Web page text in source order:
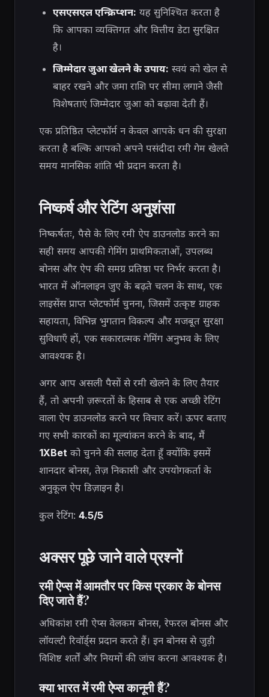
एसएसएल एन्क्रिप्शन: यह सुनिश्चित करता है
कि आपका व्यक्तिगत और वित्तीय डेटा सुरक्षित
है।
जिम्मेदार जुआ खेलने के उपाय: स्वयं को खेल से
बाहर रखने और जमा राशि पर सीमा लगाने जैसी
विशेषताएं जिम्मेदार जुआ को बढ़ावा देती हैं।
एक प्रतिष्ठित प्लेटफॉर्म न केवल आपके धन की सुरक्षा
करता है बल्कि आपको अपने पसंदीदा रमी गेम खेलते
समय मानसिक शांति भी प्रदान करता है।
निष्कर्ष और रेटिंग अनुशंसा
निष्कर्षतः, पैसे के लिए रमी ऐप डाउनलोड करने का
सही समय आपकी गेमिंग प्राथमिकताओं, उपलब्ध
बोनस और ऐप की समग्र प्रतिष्ठा पर निर्भर करता है।
भारत में ऑनलाइन जुए के बढ़ते चलन के साथ, एक
लाइसेंस प्राप्त प्लेटफॉर्म चुनना, जिसमें उत्कृष्ट ग्राहक
सहायता, विभिन्न भुगतान विकल्प और मजबूत सुरक्षा
सुविधाएँ हों, एक सकारात्मक गेमिंग अनुभव के लिए
आवश्यक है।
अगर आप असली पैसों से रमी खेलने के लिए तैयार
हैं, तो अपनी ज़रूरतों के हिसाब से एक अच्छी रेटिंग
वाला ऐप डाउनलोड करने पर विचार करें। ऊपर बताए
गए सभी कारकों का मूल्यांकन करने के बाद, मैं
1XBet को चुनने की सलाह देता हूँ क्योंकि इसमें
शानदार बोनस, तेज़ निकासी और उपयोगकर्ता के
अनुकूल ऐप डिज़ाइन है।
कुल रेटिंग: 4.5/5
अक्सर पूछे जाने वाले प्रश्नों
रमी ऐप्स में आमतौर पर किस प्रकार के बोनस
दिए जाते हैं?
अधिकांश रमी ऐप्स वेलकम बोनस, रेफरल बोनस और
लॉयल्टी रिवॉर्ड्स प्रदान करते हैं। इन बोनस से जुड़ी
विशिष्ट शर्तों और नियमों की जांच करना आवश्यक है।
क्या भारत में रमी ऐप्स कानूनी हैं?